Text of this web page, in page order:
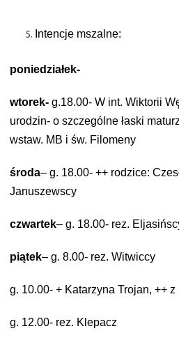
Intencje mszalne:
poniedziałek-
wtorek- g.18.00- W int. Wiktorii
urodzin- o szczególne łaski
wstaw. MB i św. Filomeny
środa– g. 18.00- ++ rodzice:
Januszewscy
czwartek– g. 18.00- rez.
piątek– g. 8.00- rez. Witwiccy
g. 10.00- + Katarzyna Trojan, ++ z
g. 12.00- rez. Klepacz